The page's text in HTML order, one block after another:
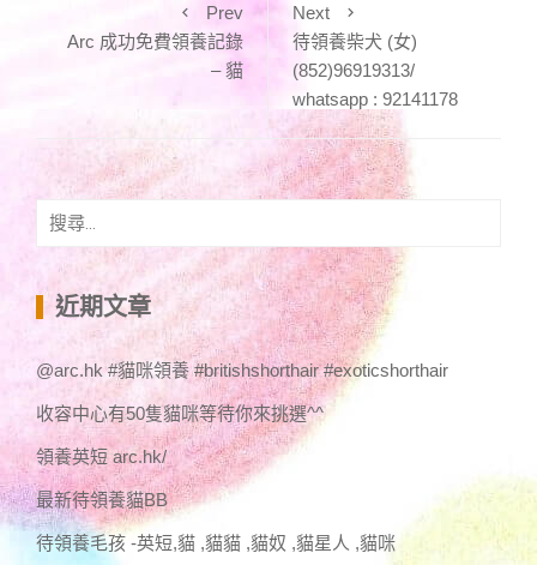
Prev
Arc 成功免費領養記錄
– 貓
Next
待領養柴犬 (女)
(852)96919313/
whatsapp : 92141178
搜
鍵 近期文章
@arc.hk #貓咪領養 #britishshorthair #exoticshorthair
收容中心有50隻貓咪等待你來挑選^^
領養英短 arc.hk/
最新待領養貓BB
待領養毛孩 -英短,貓 ,貓貓 ,貓奴 ,貓星人 ,貓咪